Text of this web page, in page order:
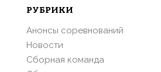
РУБРИКИ
Анонсы соревнований
Новости
Сборная команда